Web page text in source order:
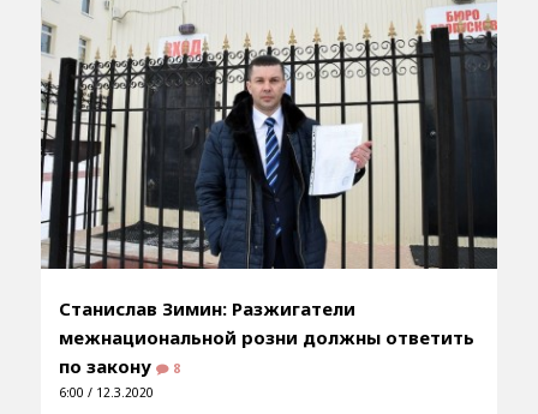
Станислав Зимин: Разжигатели
межнациональной розни должны ответить
по закону
8
6:00 / 12.3.2020